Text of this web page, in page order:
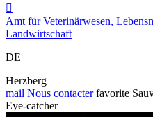

Amt für Veterinärwesen,
Landwirtschaft
DE
Herzberg
mail Nous contacter favorite
Eye-catcher